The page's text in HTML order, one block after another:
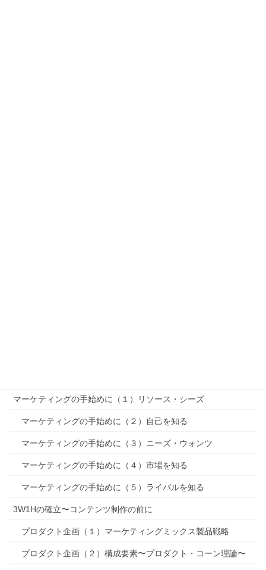
マーケティングの手始めに（１）リソース・シーズ
マーケティングの手始めに（２）自己を知る
マーケティングの手始めに（３）ニーズ・ウォンツ
マーケティングの手始めに（４）市場を知る
マーケティングの手始めに（５）ライバルを知る
3W1Hの確立〜コンテンツ制作の前に
プロダクト企画（１）マーケティングミックス製品戦略
プロダクト企画（２）構成要素〜プロダクト・コーン理論〜